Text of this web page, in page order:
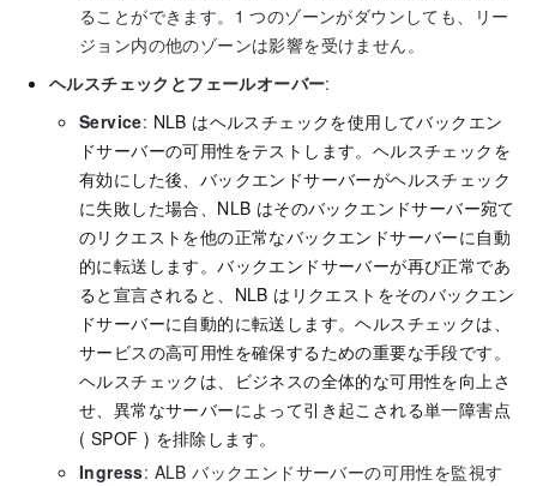
ることができます。1 つのゾーンがダウンしても、リー
ジョン内の他のゾーンは影響を受けません。
ヘルスチェックとフェールオーバー:
Service: NLB はヘルスチェックを使用してバックエン
ドサーバーの可用性をテストします。ヘルスチェックを
有効にした後、バックエンドサーバーがヘルスチェック
に失敗した場合、NLB はそのバックエンドサーバー宛て
のリクエストを他の正常なバックエンドサーバーに自動
的に転送します。バックエンドサーバーが再び正常であ
ると宣言されると、NLB はリクエストをそのバックエン
ドサーバーに自動的に転送します。ヘルスチェックは、
サービスの高可用性を確保するための重要な手段です。
ヘルスチェックは、ビジネスの全体的な可用性を向上さ
せ、異常なサーバーによって引き起こされる単一障害点
( SPOF ) を排除します。
Ingress: ALB バックエンドサーバーの可用性を監視す